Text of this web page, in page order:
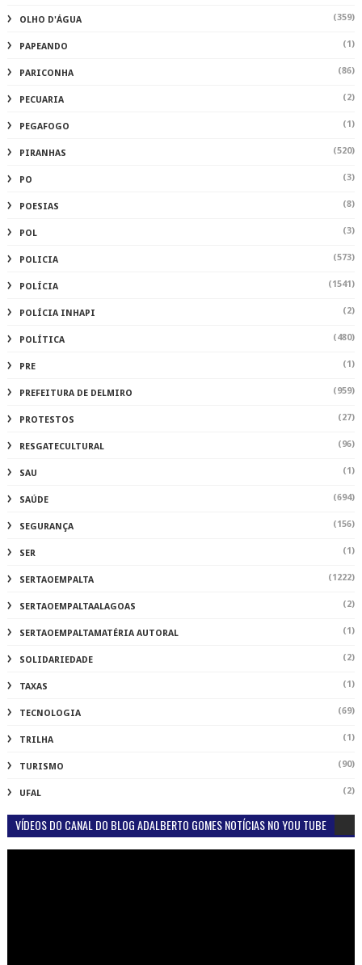
OLHO D'ÁGUA (359)
PAPEANDO (1)
PARICONHA (86)
PECUARIA (2)
PEGAFOGO (1)
PIRANHAS (520)
PO (3)
POESIAS (8)
POL (3)
POLICIA (573)
POLÍCIA (1541)
POLÍCIA INHAPI (2)
POLÍTICA (480)
PRE (1)
PREFEITURA DE DELMIRO (959)
PROTESTOS (27)
RESGATECULTURAL (96)
SAU (1)
SAÚDE (694)
SEGURANÇA (156)
SER (1)
SERTAOEMPALTA (1222)
SERTAOEMPALTAALAGOAS (2)
SERTAOEMPALTAMATÉRIA AUTORAL (1)
SOLIDARIEDADE (2)
TAXAS (1)
TECNOLOGIA (69)
TRILHA (1)
TURISMO (90)
UFAL (2)
VÍDEOS DO CANAL DO BLOG ADALBERTO GOMES NOTÍCIAS NO YOU TUBE